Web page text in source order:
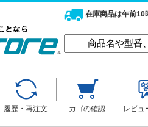
在庫商品は午前10
履歴・再注文 カゴの確認 レビュ